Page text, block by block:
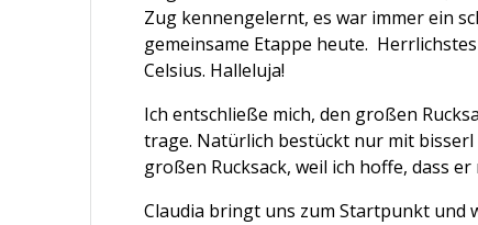
Zug kennengelernt, es war immer ein
gemeinsame Etappe heute.
Celsius. Halleluja!
Ich entschließe mich, den großen
trage. Natürlich bestückt nur mit bisserl
großen Rucksack, weil ich hoffe, dass
Claudia bringt uns zum Startpunkt und